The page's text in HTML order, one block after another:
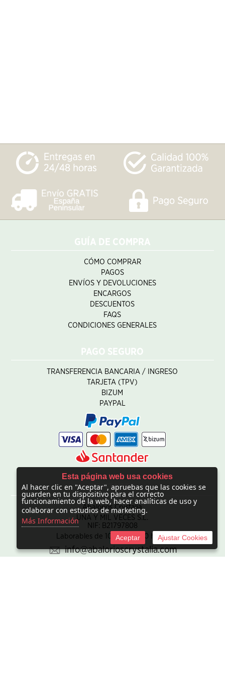
GUÍA DE COMPRA
CÓMO COMPRAR
PAGOS
ENVÍOS Y DEVOLUCIONES
ENCARGOS
DESCUENTOS
FAQS
CONDICIONES GENERALES
PAGO SEGURO
TRANSFERENCIA BANCARIA / INGRESO
TARJETA (TPV)
BIZUM
PAYPAL
CONTACTO
Abalorios Crystalia
UNA Y MIL VECES S.L.
NIF: B21797808
Laborables de 10:00 - 20:00 horas
info@abalorioscrystalia.com
Esta página web usa cookies
Al hacer clic en "Aceptar", apruebas que las cookies se
guarden en tu dispositivo para el correcto
funcionamiento de la web, hacer analíticas de uso y
colaborar con estudios de marketing.
Más Información
Aceptar Ajustar Cookies